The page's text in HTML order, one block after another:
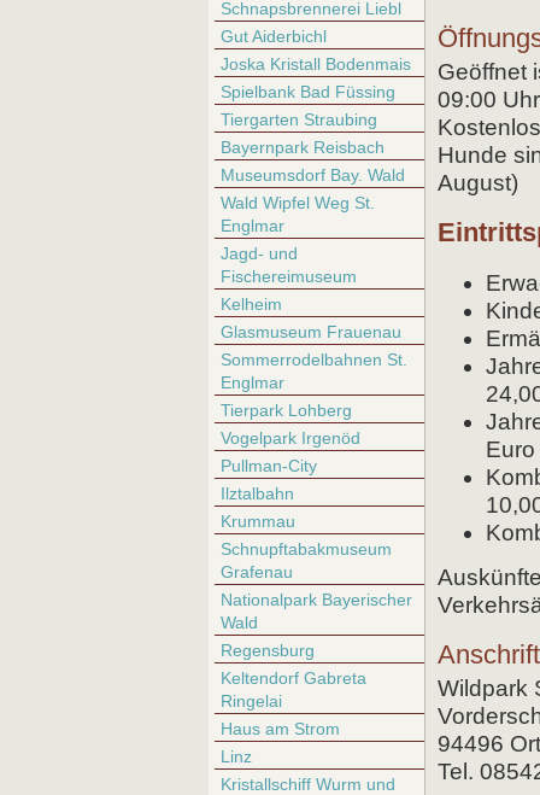
Schnapsbrennerei Liebl
Gut Aiderbichl
Joska Kristall Bodenmais
Spielbank Bad Füssing
Tiergarten Straubing
Bayernpark Reisbach
Museumsdorf Bay. Wald
Wald Wipfel Weg St.
Englmar
Jagd- und
Fischereimuseum
Kelheim
Glasmuseum Frauenau
Sommerrodelbahnen St.
Englmar
Tierpark Lohberg
Vogelpark Irgenöd
Pullman-City
Ilztalbahn
Krummau
Schnupftabakmuseum
Grafenau
Nationalpark Bayerischer
Wald
Regensburg
Keltendorf Gabreta
Ringelai
Haus am Strom
Linz
Kristallschiff Wurm und
Geöffnet
09:00
Hunde
August)
Euro
Wildpark
94496
Tel.